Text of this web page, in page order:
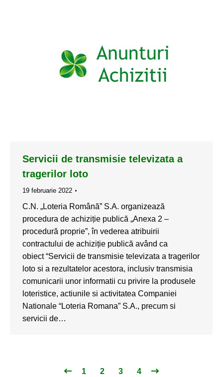
Servicii de transmisie televizata a
tragerilor loto
19 februarie 2022
C.N. „Loteria Română” S.A. organizează
procedura de achiziție publică „Anexa 2 –
procedură proprie”, în vederea atribuirii
contractului de achiziție publică având ca
obiect “Servicii de transmisie televizata a tragerilor
loto si a rezultatelor acestora, inclusiv transmisia
comunicarii unor informatii cu privire la produsele
loteristice, actiunile si activitatea Companiei
Nationale “Loteria Romana” S.A., precum si
servicii de…
1 2 3 4